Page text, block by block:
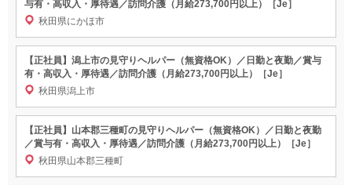
与有・高収入・厚待遇／訪問介護（月給273,700円以上）［Je］
秋田県にかほ市
【正社員】潟上市の見守りヘルパー（無資格OK）／日勤と夜勤／賞与
有・高収入・厚待遇／訪問介護（月給273,700円以上）［Je］
秋田県潟上市
【正社員】山本郡三種町の見守りヘルパー（無資格OK）／日勤と夜勤
／賞与有・高収入・厚待遇／訪問介護（月給273,700円以上）［Je］
秋田県山本郡三種町